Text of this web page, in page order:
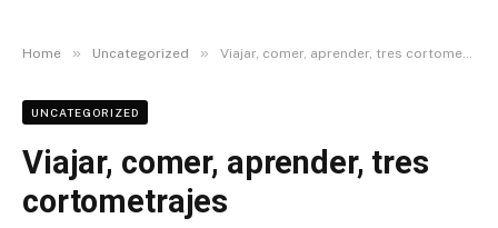
Home » Uncategorized » Viajar, comer, aprender, tres cortometrajes
UNCATEGORIZED
Viajar, comer, aprender, tres
cortometrajes